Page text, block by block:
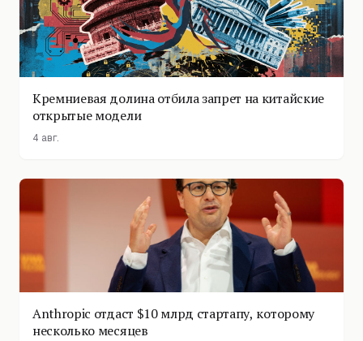
Кремниевая долина отбила запрет на китайские
открытые модели
4 авг.
Anthropic отдаст $10 млрд стартапу, которому
несколько месяцев